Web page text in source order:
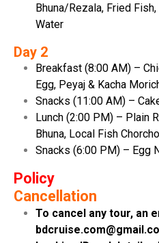
Bhuna/Rezala, Fried
Water
Day 2
Breakfast (8:00 AM) –
Egg, Peyaj & Kacha
Snacks (11:00 AM) –
Lunch (2:00 PM) – Plain
Bhuna, Local Fish
Snacks (6:00 PM) – Egg
Policy
Cancellation
To cancel any tour, an